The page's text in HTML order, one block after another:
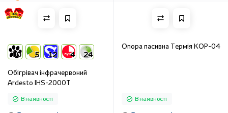
10 5 12 4 24
Обігрівач інфрачервоний
Ardesto IHS-2000T
В наявності
Опора пасивна Термія KOP-04
В наявності